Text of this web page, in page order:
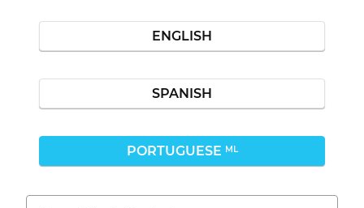
ENGLISH
SPANISH
PORTUGUESE ML